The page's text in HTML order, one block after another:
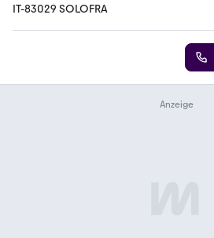
IT-83029 SOLOFRA